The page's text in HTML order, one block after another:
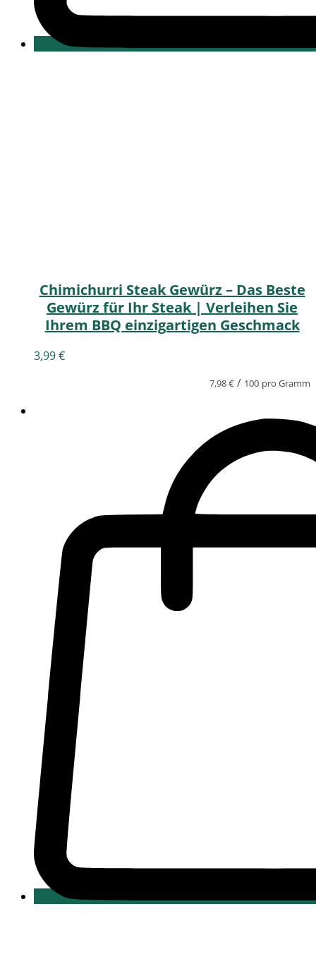
Chimichurri Steak Gewürz – Das Beste
Gewürz für Ihr Steak | Verleihen Sie
Ihrem BBQ einzigartigen Geschmack
3,99€
7,98€ / 100 pro Gramm